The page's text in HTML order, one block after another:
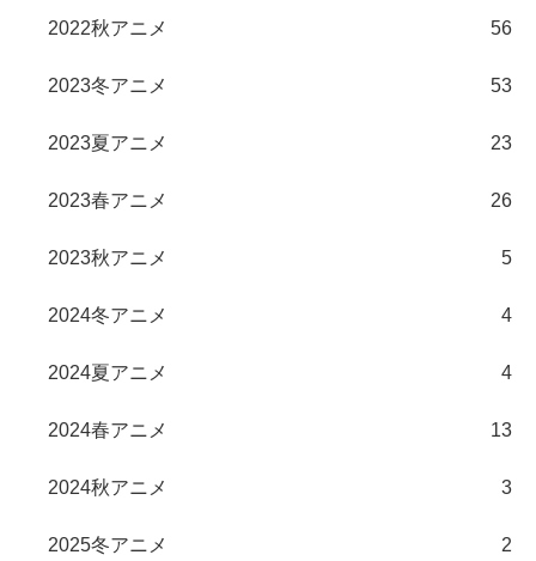
2022秋アニメ 56
2023冬アニメ 53
2023夏アニメ 23
2023春アニメ 26
2023秋アニメ 5
2024冬アニメ 4
2024夏アニメ 4
2024春アニメ 13
2024秋アニメ 3
2025冬アニメ 2